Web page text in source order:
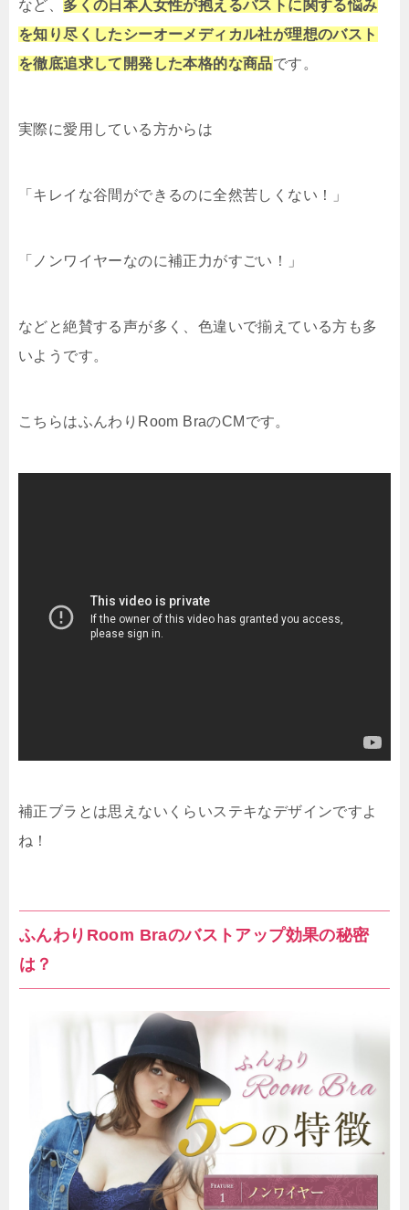
など、 多くの日本人女性が抱えるバストに関する悩み
を知り尽くしたシーオーメディカル社が理想のバスト
を徹底追求して開発した本格的な商品です。
実際に愛用している方からは
「キレイな谷間ができるのに全然苦しくない！」
「ノンワイヤーなのに補正力がすごい！」
などと絶賛する声が多く、色違いで揃えている方も多
いようです。
こちらはふんわりRoom BraのCMです。
補正ブラとは思えないくらいステキなデザインですよ
ね！
ふんわりRoom Braのバストアップ効果の秘密
は？